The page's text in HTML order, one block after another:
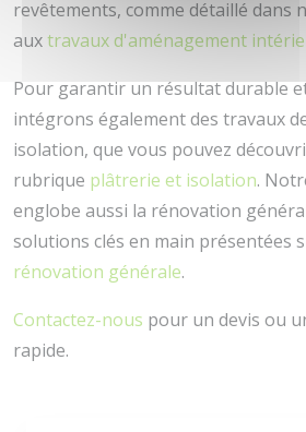
revêtements, comme détaillé dans
auxtravaux d'aménagement
Pour garantir un résultat durable
intégrons également des travaux
isolation, que vous pouvez
rubrique plâtrerie et isolation.
englobe aussi la rénovation
solutions clés en main présentées
rénovation générale.
Contactez-nous pour un devis ou
rapide.